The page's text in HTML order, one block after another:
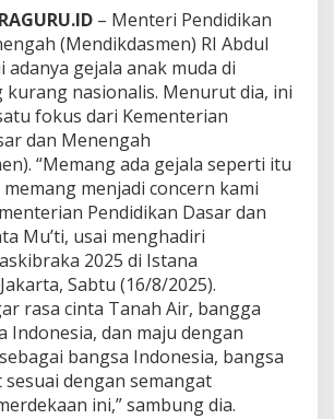
o
n
a
l
i
s
P
r
a
m
u
k
a
K
i
n
W
a
j
– Menteri Pendidikan
(Mendikdasmen) RI Abdul
adanya gejala anak muda di
kurang nasionalis. Menurut dia, ini
fokus dari Kementerian
dan Menengah
“Memang ada gejala seperti itu
menjadi concern kami
Pendidikan Dasar dan
Mu’ti, usai menghadiri
2025 di Istana
Sabtu (16/8/2025).
rasa cinta Tanah Air, bangga
Indonesia, dan maju dengan
bangsa Indonesia, bangsa
dengan semangat
ini,” sambung dia.